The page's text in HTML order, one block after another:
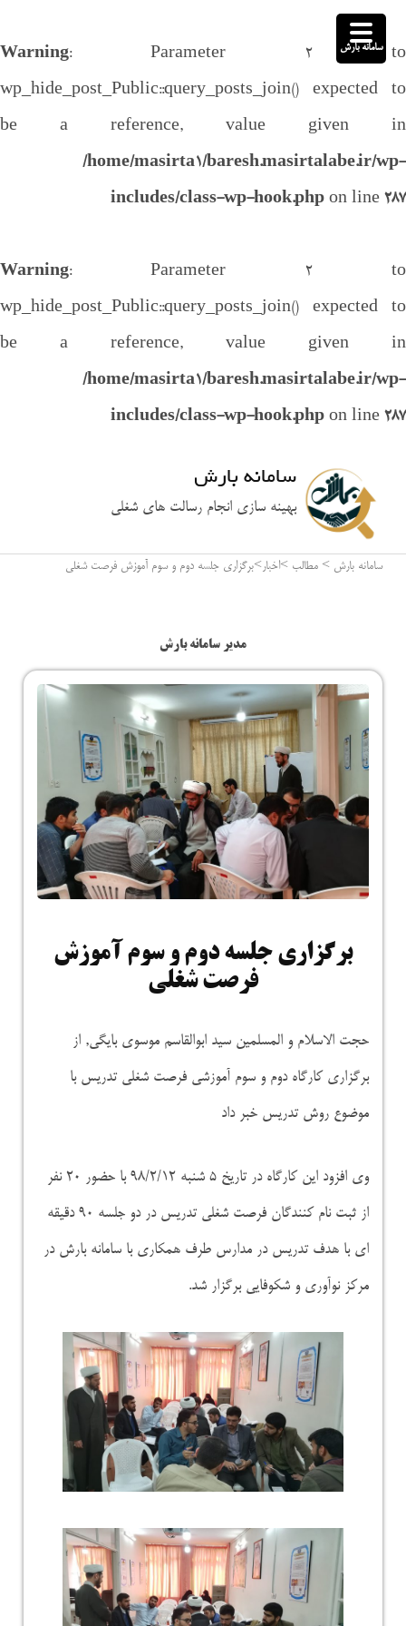
Warning: Parameter 2 to
wp_hide_post_Public::query_posts_join() expected to
be a reference, value given in
/home/masirta1/baresh.masirtalabe.ir/wp-
includes/class-wp-hook.php on line 287
Warning: Parameter 2 to
wp_hide_post_Public::query_posts_join() expected to
be a reference, value given in
/home/masirta1/baresh.masirtalabe.ir/wp-
includes/class-wp-hook.php on line 287
سامانه بارش
بهینه سازی انجام رسالت های شغلی
سامانه بارش > مطالب >اخبار>برگزاری جلسه دوم و سوم آموزش فرصت شغلی
مدیر سامانه بارش
برگزاری جلسه دوم و سوم آموزش
فرصت شغلی
حجت الاسلام و المسلمین سید ابوالقاسم موسوی بایگی, از
برگزاری کارگاه دوم و سوم آموزشی فرصت شغلی تدریس با
موضوع روش تدریس خبر داد
وی افزود این کارگاه در تاریخ ۵ شنبه ۹۸/۲/۱۲ با حضور ۲۰ نفر
از ثبت نام کنندگان فرصت شغلی تدریس در دو جلسه ۹۰ دقیقه
ای با هدف تدریس در مدارس طرف همکاری با سامانه بارش در
مرکز نوآوری و شکوفایی برگزار شد.
سامانه بارش